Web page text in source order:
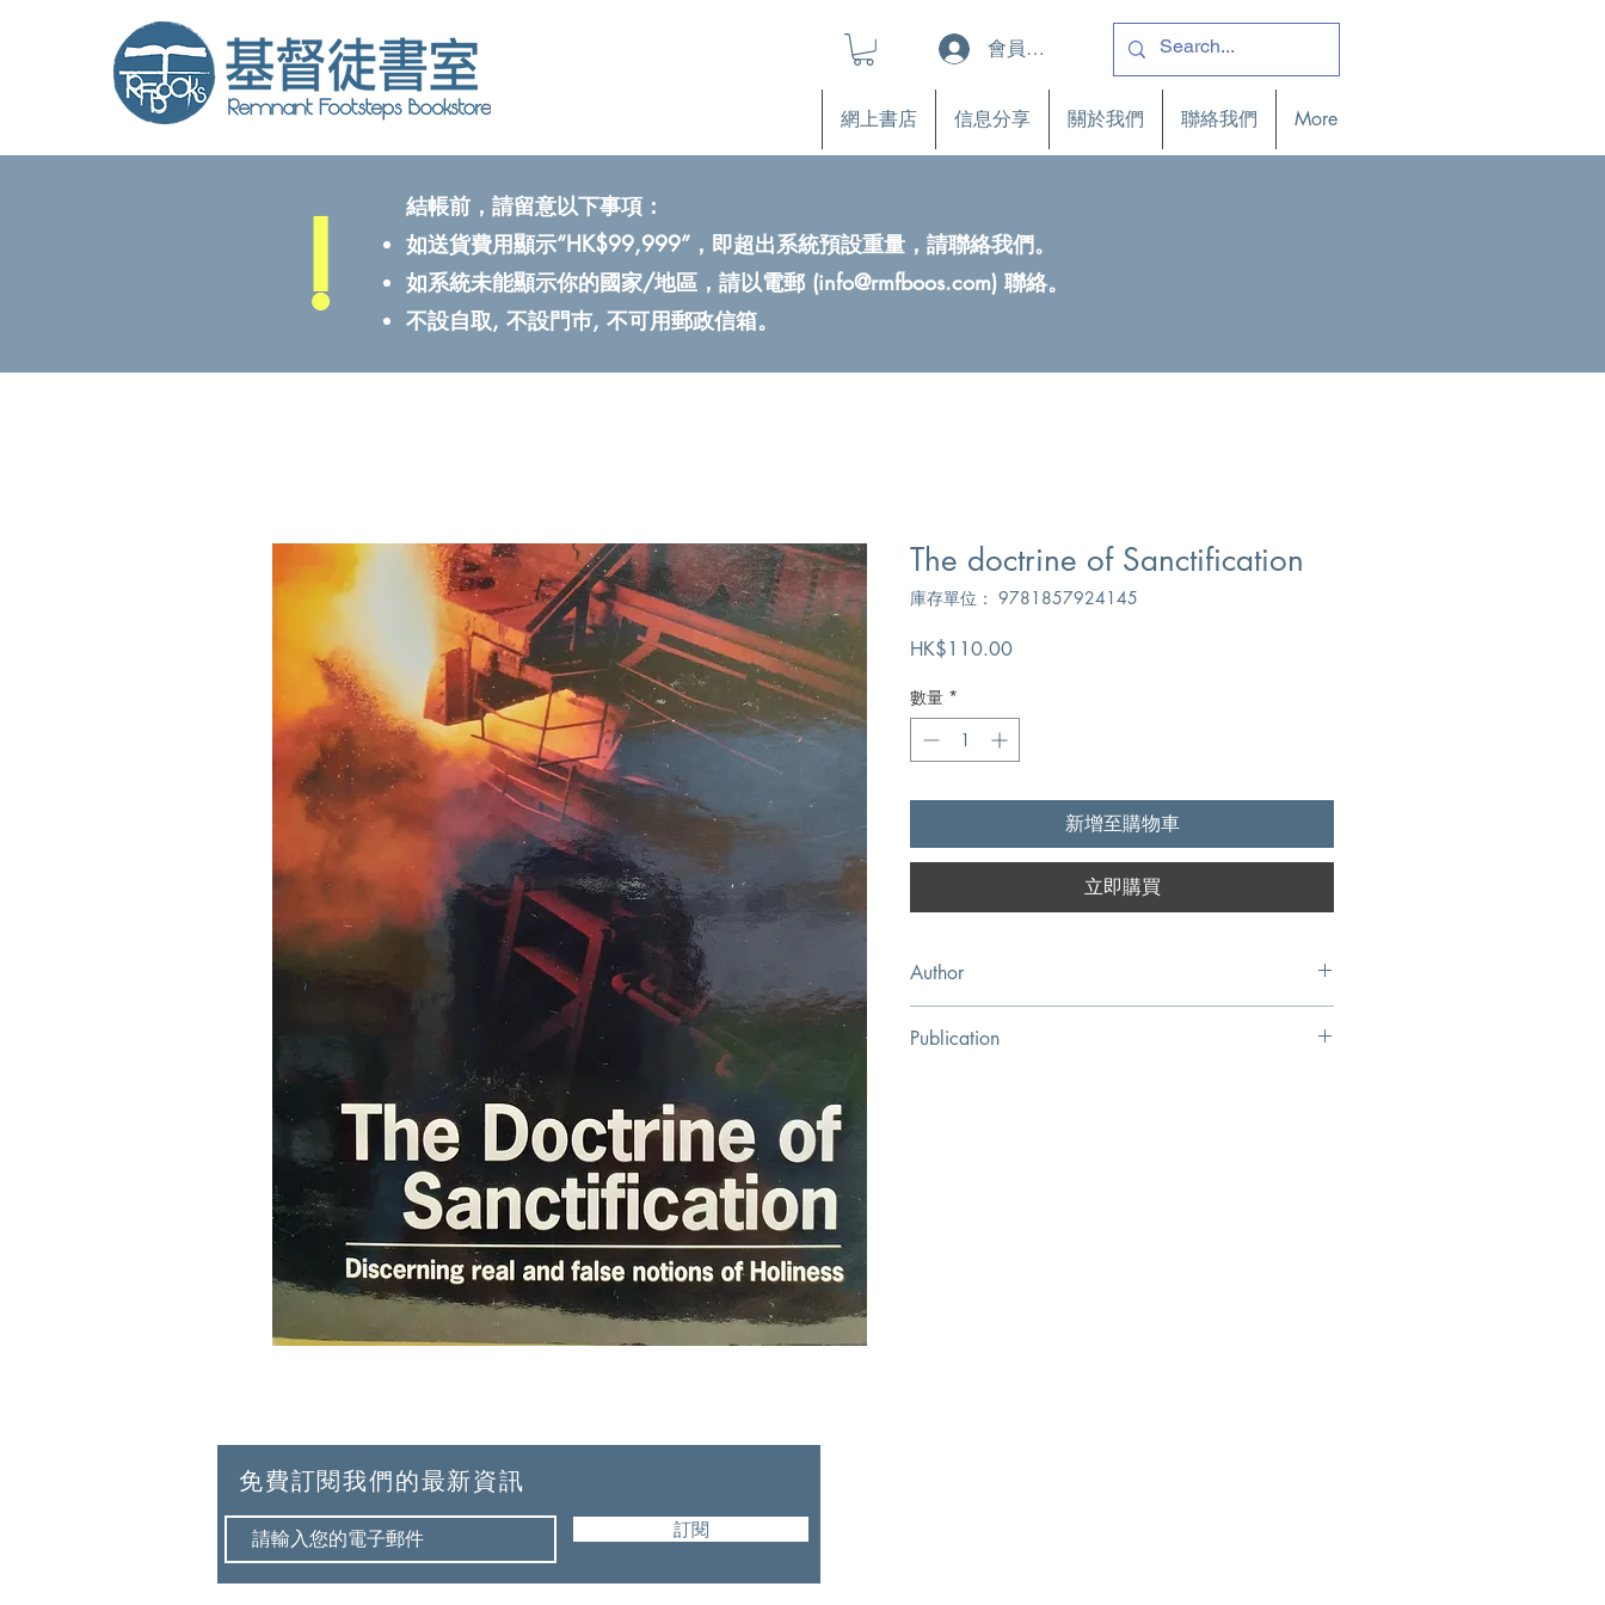
會員登入
網上書店 信息分享 關於我們 聯絡我們 More
!
結帳前，請留意以下事項：
如送貨費用顯示“HK$99,999”，即超出系統預設重量，請聯絡我們。
如系統未能顯示你的國家/地區，請以電郵 (info@rmfboos.com) 聯絡。
不設自取, 不設門巿, 不可用郵政信箱。
The doctrine of Sanctification
庫存單位： 9781857924145
HK$110.00價
數量 *
新增至購物車
立即購買
Author
Publication
免費訂閱我們的最新資訊
訂閱